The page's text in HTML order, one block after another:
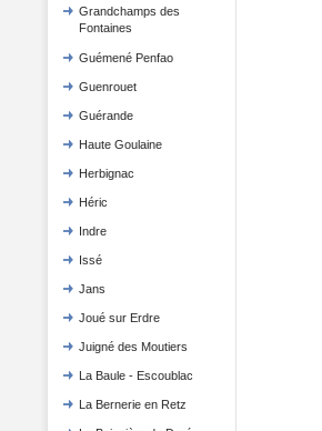
Grandchamps des
Fontaines
Guémené Penfao
Guenrouet
Guérande
Haute Goulaine
Herbignac
Héric
Indre
Issé
Jans
Joué sur Erdre
Juigné des Moutiers
La Baule - Escoublac
La Bernerie en Retz